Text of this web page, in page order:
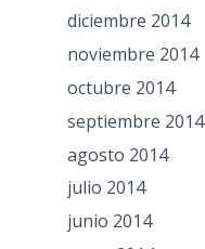
diciembre 2014
noviembre 2014
octubre 2014
septiembre 2014
agosto 2014
julio 2014
junio 2014